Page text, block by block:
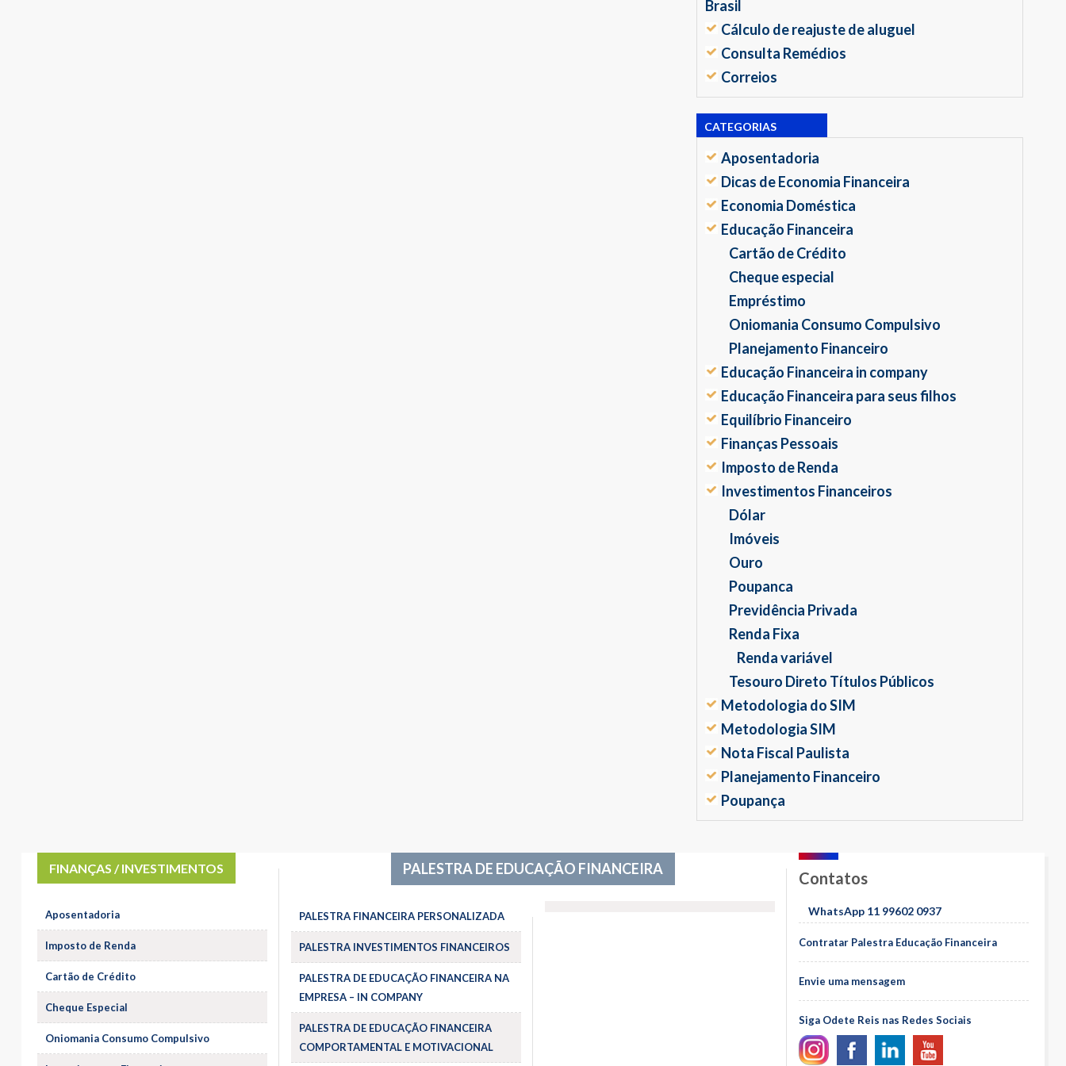
Brasil
Cálculo de reajuste de aluguel
Consulta Remédios
Correios
CATEGORIAS
Aposentadoria
Dicas de Economia Financeira
Economia Doméstica
Educação Financeira
Cartão de Crédito
Cheque especial
Empréstimo
Oniomania Consumo Compulsivo
Planejamento Financeiro
Educação Financeira in company
Educação Financeira para seus filhos
Equilíbrio Financeiro
Finanças Pessoais
Imposto de Renda
Investimentos Financeiros
Dólar
Imóveis
Ouro
Poupanca
Previdência Privada
Renda Fixa
Renda variável
Tesouro Direto Títulos Públicos
Metodologia do SIM
Metodologia SIM
Nota Fiscal Paulista
Planejamento Financeiro
Poupança
FINANÇAS / INVESTIMENTOS
Aposentadoria
Imposto de Renda
Cartão de Crédito
Cheque Especial
Oniomania Consumo Compulsivo
PALESTRA DE EDUCAÇÃO FINANCEIRA
PALESTRA FINANCEIRA PERSONALIZADA
PALESTRA INVESTIMENTOS FINANCEIROS
PALESTRA DE EDUCAÇÃO FINANCEIRA NA
EMPRESA – IN COMPANY
PALESTRA DE EDUCAÇÃO FINANCEIRA
COMPORTAMENTAL E MOTIVACIONAL
Contatos
WhatsApp 11 99602 0937
Contratar Palestra Educação Financeira
Envie uma mensagem
Siga Odete Reis nas Redes Sociais